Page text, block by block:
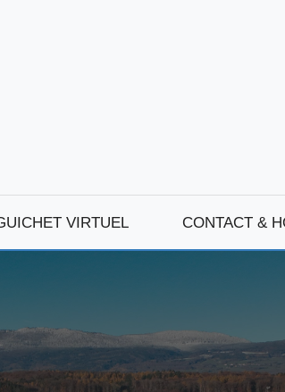
VIRTUEL CONTACT &